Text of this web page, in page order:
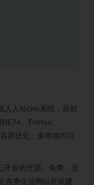
人人站cms系统，原创
IE7+、Firefox、
易优化；多终端均可
开发的开源、免费、安
各类企业网站开发建